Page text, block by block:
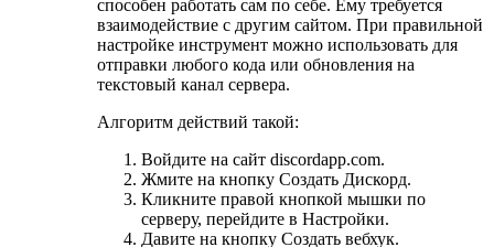
способен работать сам по себе. Ему требуется
взаимодействие с другим сайтом. При правильной
настройке инструмент можно использовать для
отправки любого кода или обновления на
текстовый канал сервера.
Алгоритм действий такой:
Войдите на сайт discordapp.com.
Жмите на кнопку Создать Дискорд.
Кликните правой кнопкой мышки по
серверу, перейдите в Настройки.
Давите на кнопку Создать вебхук.